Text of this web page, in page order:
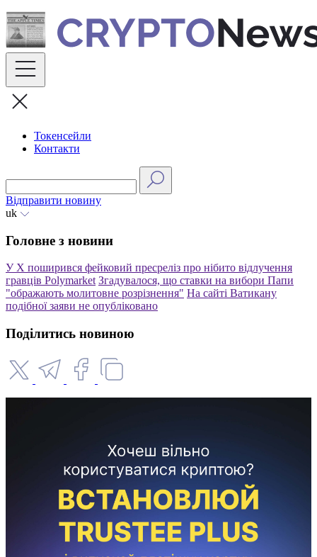
Skip
to
content
Токенсейли
Контакти
Відправити новину
uk
Головне з новини
У X поширився фейковий пресреліз про нібито відлучення
гравців Polymarket Згадувалося, що ставки на вибори Папи
"ображають молитовне розрізнення" На сайті Ватикану
подібної заяви не опубліковано
Поділитись новиною